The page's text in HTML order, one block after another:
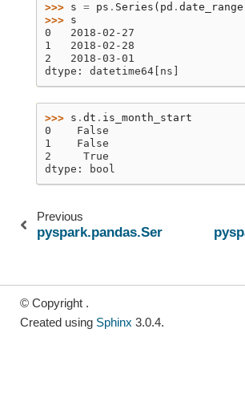
>>> s = ps . Series ( pd . date_range
>>> s
0   2018-02-27
1   2018-02-28
2   2018-03-01
dtype: datetime64[ns]
>>> s . dt . is_month_start
0    False
1    False
2     True
dtype: bool
Previous
© Copyright .
Created using Sphinx 3.0.4.